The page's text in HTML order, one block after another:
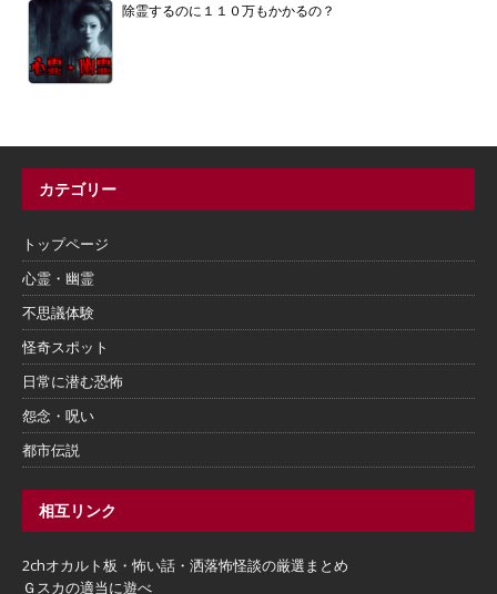
除霊するのに１１０万もかかるの？
カテゴリー
トップページ
心霊・幽霊
不思議体験
怪奇スポット
日常に潜む恐怖
怨念・呪い
都市伝説
相互リンク
2chオカルト板・怖い話・洒落怖怪談の厳選まとめ
Ｇスカの適当に遊べ